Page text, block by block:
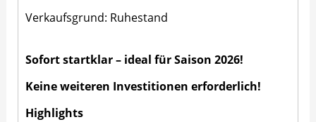
Verkaufsgrund: Ruhestand
Sofort startklar – ideal für Saison 2026!
Keine weiteren Investitionen erforderlich!
Highlights